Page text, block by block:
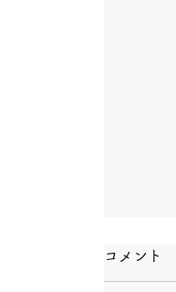
コメント